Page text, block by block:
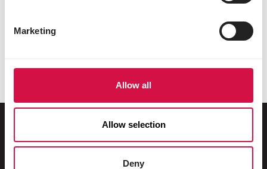
Marketing
Allow all
Allow selection
Deny
OISEAUX AQUATIQUES
Pour votre animal